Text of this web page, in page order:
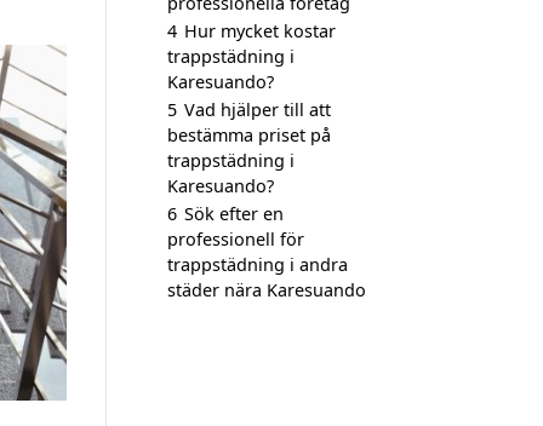
4 Hur mycket kostar
trappstädning i
Karesuando?
5 Vad hjälper till att
bestämma priset på
trappstädning i
Karesuando?
6 Sök efter en
professionell för
trappstädning i andra
städer nära Karesuando